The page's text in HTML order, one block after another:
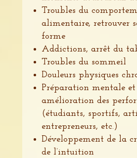
Troubles du
alimentaire, retrouver
forme
Addictions, arrêt du
Troubles du sommeil
Douleurs physiques
Préparation mentale et
amélioration des
(étudiants, sportifs,
entrepreneurs, etc.)
Développement de la
de l’intuition